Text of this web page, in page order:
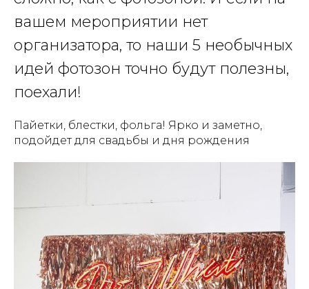
вашем мероприятии нет
организатора, то наши 5 необычных
идей фотозон точно будут полезны,
поехали!
Пайетки, блестки, фольга! Ярко и заметно,
подойдет для свадьбы и дня рождения